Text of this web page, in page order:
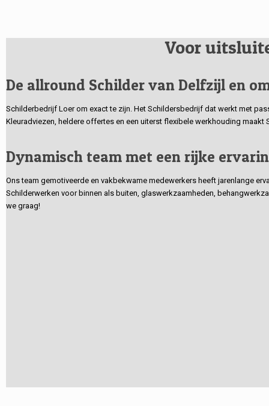
Voor
De allround Schilder van Delfzijl en
Schilderbedrijf Loer om exact te zijn. Het Schildersbedrijf dat werkt met
Kleuradviezen, heldere offertes en een uiterst flexibele werkhouding
Dynamisch team met een rijke
Ons team gemotiveerde en vakbekwame medewerkers heeft jarenlange
Schilderwerken voor binnen als buiten, glaswerkzaamheden,
we graag!